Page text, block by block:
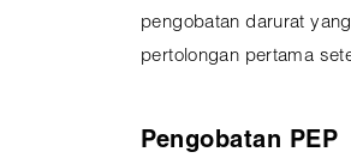
pengobatan darurat
pertolongan pertama
Pengobatan PEP